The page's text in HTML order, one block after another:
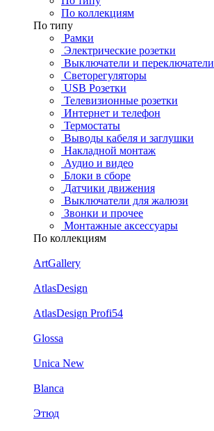
По коллекциям
По типу
Рамки
Электрические розетки
Выключатели и переключатели
Светорегуляторы
USB Розетки
Телевизионные розетки
Интернет и телефон
Термостаты
Выводы кабеля и заглушки
Накладной монтаж
Аудио и видео
Блоки в сборе
Датчики движения
Выключатели для жалюзи
Звонки и прочее
Монтажные аксессуары
По коллекциям
ArtGallery
AtlasDesign
AtlasDesign Profi54
Glossa
Unica New
Blanca
Этюд